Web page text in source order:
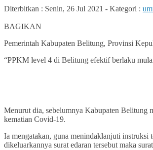
Diterbitkan : Senin, 26 Jul 2021 - Kategori :
BAGIKAN
Pemerintah Kabupaten Belitung, Provinsi
“PPKM level 4 di Belitung efektif berlaku
Menurut dia, sebelumnya Kabupaten Belitung
kematian Covid-19.
Ia mengatakan, guna menindaklanjuti
dikeluarkannya surat edaran tersebut maka